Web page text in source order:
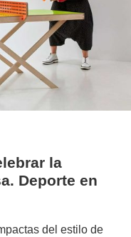
la
Deporte en
del estilo de